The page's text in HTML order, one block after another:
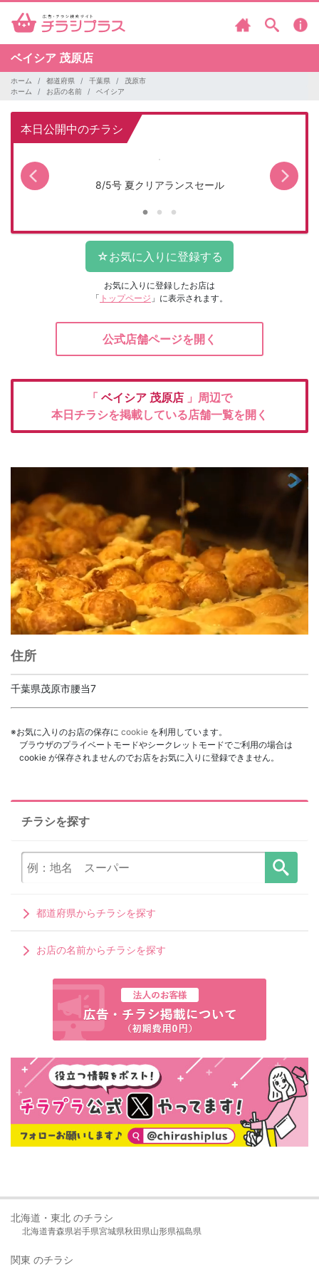
ベイシア 茂原店
ホーム 都道府県 千葉県
茂原市
ホーム
お店の名前 ベイシア
本日公開中のチラシ
8/5号 夏クリアランスセール
お気に入りに登録したお店は
「 トップページ 」に表示されます。
公式店舗ページを開く
「 ベイシア 茂原店 」周辺で
本日チラシを掲載している店舗一覧を開く
住所
千葉県茂原市腰当7
※お気に入りのお店の保存に cookie を利用しています。
ブラウザのプライベートモードやシークレットモードでご利用の場合は
cookie が保存されませんのでお店をお気に入りに登録できません。
チラシを探す
都道府県からチラシを探す
お店の名前からチラシを探す
北海道・東北 のチラシ
北海道青森県岩手県宮城県秋田県山形県福島県
関東 のチラシ